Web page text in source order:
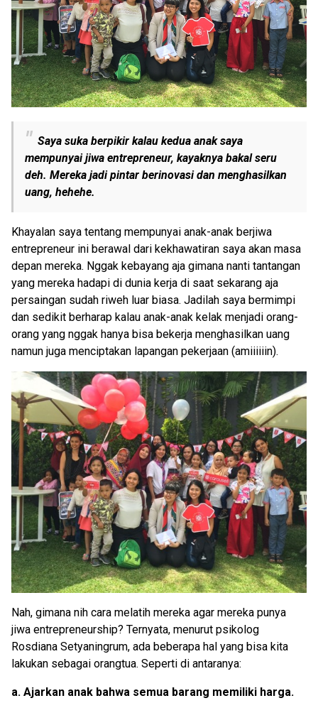
Saya suka berpikir kalau kedua anak saya
mempunyai jiwa entrepreneur, kayaknya bakal seru
deh. Mereka jadi pintar berinovasi dan menghasilkan
uang, hehehe.
Khayalan saya tentang mempunyai anak-anak berjiwa
entrepreneur ini berawal dari kekhawatiran saya akan masa
depan mereka. Nggak kebayang aja gimana nanti tantangan
yang mereka hadapi di dunia kerja di saat sekarang aja
persaingan sudah riweh luar biasa. Jadilah saya bermimpi
dan sedikit berharap kalau anak-anak kelak menjadi orang-
orang yang nggak hanya bisa bekerja menghasilkan uang
namun juga menciptakan lapangan pekerjaan (amiiiiiin).
Nah, gimana nih cara melatih mereka agar mereka punya
jiwa entrepreneurship? Ternyata, menurut psikolog
Rosdiana Setyaningrum, ada beberapa hal yang bisa kita
lakukan sebagai orangtua. Seperti di antaranya:
a. Ajarkan anak bahwa semua barang memiliki harga.